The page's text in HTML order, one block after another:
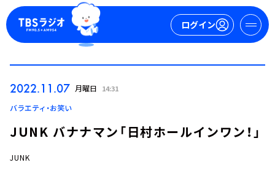
ログイン
ログイン
2022.11.07 月曜日 14:31
バラエティ・お笑い
JUNK バナナマン「日村ホールインワン！」
JUNK